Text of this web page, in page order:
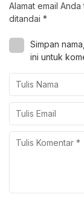
Alamat email
ditandai *
Simpan
ini untuk